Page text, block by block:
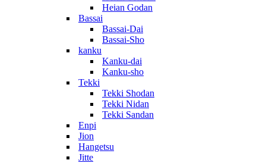
Heian Godan
Bassai
Bassai-Dai
Bassai-Sho
kanku
Kanku-dai
Kanku-sho
Tekki
Tekki Shodan
Tekki Nidan
Tekki Sandan
Enpi
Jion
Hangetsu
Jitte